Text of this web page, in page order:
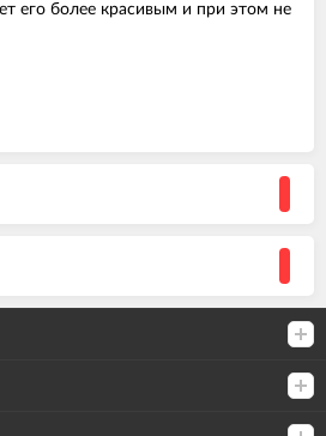
его более красивым и при этом не